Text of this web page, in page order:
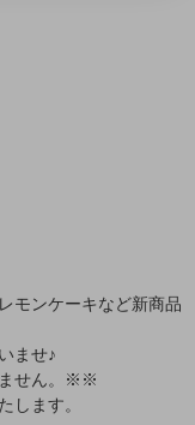
モンケーキなど新商品
ませ♪
せん。※※
します。